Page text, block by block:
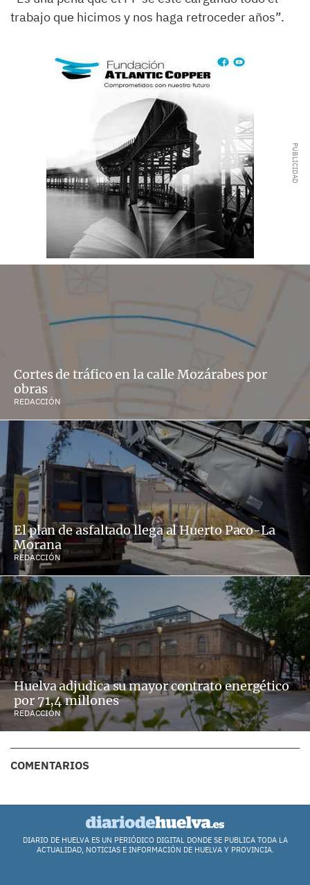
trabajo que hicimos y nos haga retroceder años”.
Cortes de tráfico en la calle Mozárabes por
obras
REDACCIÓN
El plan de asfaltado llega al Huerto Paco-La
Morana
REDACCIÓN
Huelva adjudica su mayor contrato energético
por 71,4 millones
REDACCIÓN
COMENTARIOS
DIARIO DE HUELVA ES UN PERIÓDICO DIGITAL DONDE SE PUBLICA TODA LA
ACTUALIDAD, NOTICIAS E INFORMACIÓN DE HUELVA Y PROVINCIA.